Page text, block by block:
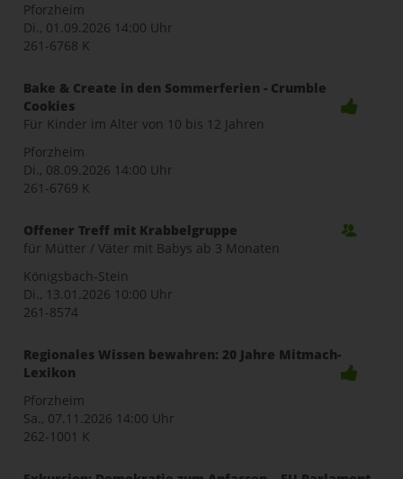
Pforzheim
Di., 01.09.2026 14:00 Uhr
261-6768 K
Bake & Create in den Sommerferien - Crumble
Cookies
Für Kinder im Alter von 10 bis 12 Jahren
Pforzheim
Di., 08.09.2026 14:00 Uhr
261-6769 K
Offener Treff mit Krabbelgruppe
für Mütter / Väter mit Babys ab 3 Monaten
Königsbach-Stein
Di., 13.01.2026 10:00 Uhr
261-8574
Regionales Wissen bewahren: 20 Jahre Mitmach-
Lexikon
Pforzheim
Sa., 07.11.2026 14:00 Uhr
262-1001 K